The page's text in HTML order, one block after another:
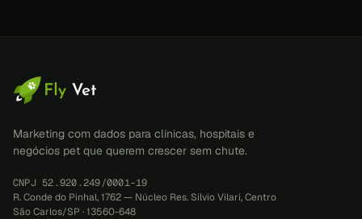
Marketing com dados para clínicas, hospitais e
negócios pet que querem crescer sem chute.
CNPJ 52.920.249/0001-19
R. Conde do Pinhal, 1762 — Núcleo Res. Sílvio Vilari, Centro
São Carlos/SP · 13560-648